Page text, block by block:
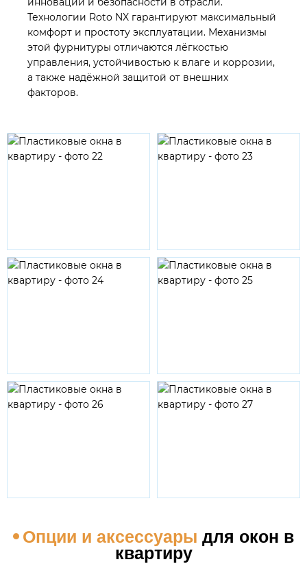
Технологии Roto NX гарантируют максимальный
комфорт и простоту эксплуатации. Механизмы
этой фурнитуры отличаются лёгкостью
управления, устойчивостью к влаге и коррозии,
а также надёжной защитой от внешних
факторов.
Опции и аксессуары для окон в
квартиру